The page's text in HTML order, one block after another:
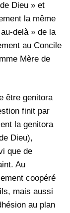
Dieu » et
la même
delà » de la
au Concile
Mère de
être genitora
finit par
la genitora
Dieu),
que de
Au
coopéré
mais aussi
au plan